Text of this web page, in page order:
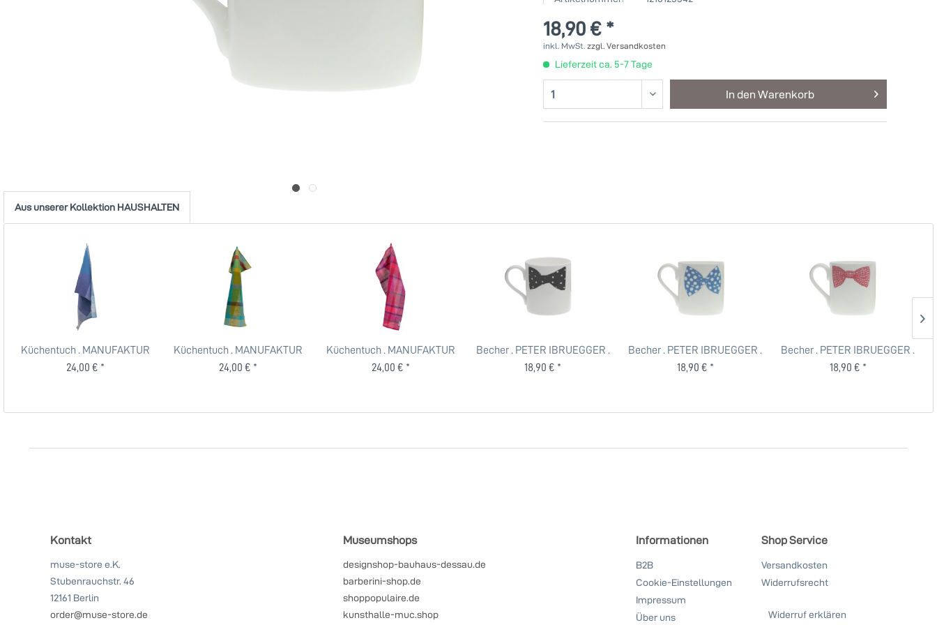
18,90 € *
inkl. MwSt. zzgl. Versandkosten
Lieferzeit ca. 5-7 Tage
In den Warenkorb
Aus unserer Kollektion HAUSHALTEN
Küchentuch . MANUFAKTUR
BETHEL . KOCH-OTTE . Blau
24,00 € *
Küchentuch . MANUFAKTUR
BETHEL . KOCH-OTTE . Grün
24,00 € *
Küchentuch . MANUFAKTUR
BETHEL . KOCH-OTTE . Rot
24,00 € *
Becher . PETER IBRUEGGER .
BOW BLACK
18,90 € *
Becher . PETER IBRUEGGER .
BOW BLUE
18,90 € *
Becher . PETER IBRUEGGER .
BOW PINK
18,90 € *
Kontakt
muse-store e.K.
Stubenrauchstr. 46
12161 Berlin
order@muse-store.de
Museumshops
designshop-bauhaus-dessau.de
barberini-shop.de
shoppopulaire.de
kunsthalle-muc.shop
Informationen
B2B
Cookie-Einstellungen
Impressum
Über uns
Shop Service
Versandkosten
Widerrufsrecht
Widerruf erklären